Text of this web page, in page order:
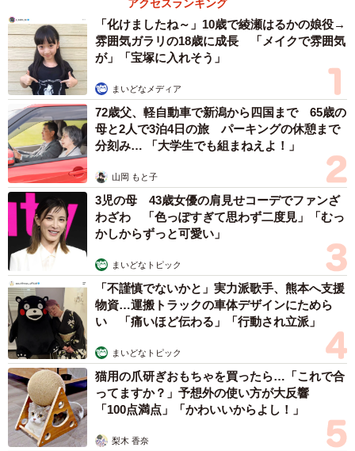
区役所によって保管場所は異なりますが、区役所の鍵のか
かる文書保管庫などで施錠し、保管しています。
リサイクルの相談が急増、2023年までに130自治
体から
続いて、全国の自治体と連携して使用済み投票用紙のリサ
イクルに取り組む、特定非営利活動法人選挙管理システム
研究会に仕組みを聞きました。
――特定非営利活動法人選挙管理システム研究会とは、ど
のような組織なのですか？
中立の立場で、選挙管理委員会が実施する選挙の支援活動
をするNPO法人です。設立は2003（平成15）年7月で、使
用済みの投票用紙のリサイクルを開始し、現在では全国で
100を超える自治体と連携しています。
――リサイクル事業は先進的な事例でしょうか？
リサイクル事業自体は、20年以上前から実施しています。
つい最近始まった先進的な事例というよりも、20年前に開
アクセスランキング
「化けましたね～」10歳で綾瀬はるかの娘役→
雰囲気ガラリの18歳に成長 「メイクで雰囲気
が」「宝塚に入れそう」
まいどなメディア
72歳父、軽自動車で新潟から四国まで 65歳の
母と2人で3泊4日の旅 パーキングの休憩まで
分刻み… 「大学生でも組まねえよ！」
山岡 もと子
3児の母 43歳女優の肩見せコーデでファンざ
わざわ 「色っぽすぎて思わず二度見」「むっ
かしからずっと可愛い」
まいどなトピック
「不謹慎でないかと」実力派歌手、熊本へ支援
物資…運搬トラックの車体デザインにためら
い 「痛いほど伝わる」「行動され立派」
まいどなトピック
猫用の爪研ぎおもちゃを買ったら…「これで合
ってますか？」予想外の使い方が大反響
「100点満点」「かわいいからよし！」
梨木 香奈